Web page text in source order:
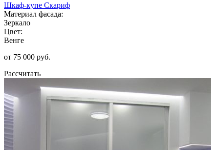
Шкаф-купе Скариф
Материал фасада:
Зеркало
Цвет:
Венге
от 75 000 руб.
Рассчитать